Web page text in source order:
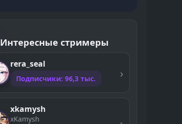
Интересные стримеры
rera_seal
Подписчики: 96,3 тыс.
xkamysh
xKamysh